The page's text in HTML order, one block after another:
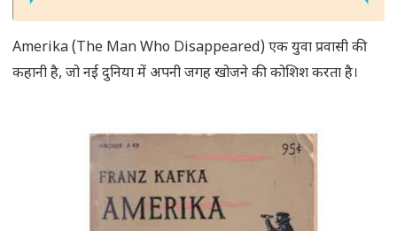
Amerika (The Man Who Disappeared) एक युवा प्रवासी की
कहानी है, जो नई दुनिया में अपनी जगह खोजने की कोशिश करता है।